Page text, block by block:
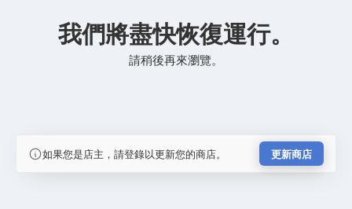
我們將盡快恢復運行。
請稍後再來瀏覽。
如果您是店主，請登錄以更新您的商店。 更新商店